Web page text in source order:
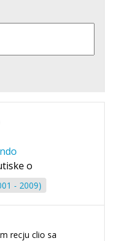
o
- 2009)
recju clio sa